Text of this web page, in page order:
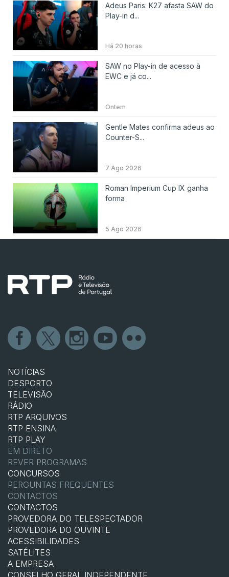
Adeus Paris: K27 afasta SAW do
Play-in d...
Há 20 horas
SAW no Play-in de acesso à
EWC e já co...
Ontem
Gentle Mates confirma adeus ao
Counter-S...
7 Ago 2026
Roman Imperium Cup IX ganha
forma
5 Ago 2026
NOTÍCIAS
DESPORTO
TELEVISÃO
RÁDIO
RTP ARQUIVOS
RTP ENSINA
RTP PLAY
EM DIRETO
REVER PROGRAMAS
CONCURSOS
PERGUNTAS FREQUENTES
CONTACTOS
CONTACTOS
PROVEDORA DO TELESPECTADOR
PROVEDORA DO OUVINTE
ACESSIBILIDADES
SATÉLITES
A EMPRESA
CONSELHO GERAL INDEPENDENTE